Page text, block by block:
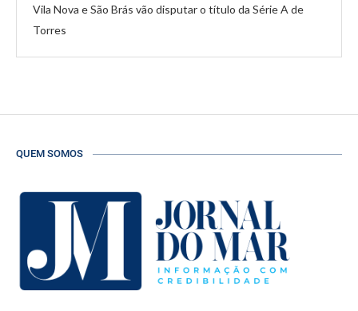
Vila Nova e São Brás vão disputar o título da Série A de
Torres
QUEM SOMOS